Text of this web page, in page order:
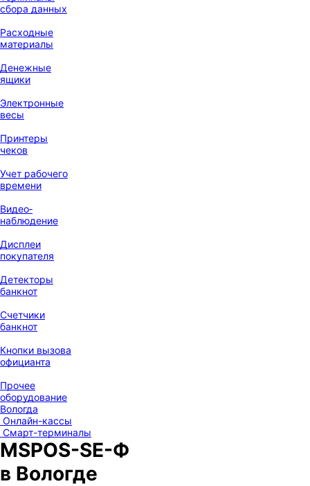
сбора данных
Расходные
материалы
Денежные
ящики
Электронные
весы
Принтеры
чеков
Учет рабочего
времени
Видео‑
наблюдение
Дисплеи
покупателя
Детекторы
банкнот
Счетчики
банкнот
Кнопки вызова
официанта
Прочее
оборудование
Вологда
Онлайн-кассы
Смарт-терминалы
MSPOS-SE-Ф
в Вологде